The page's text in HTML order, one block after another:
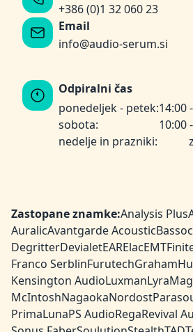
+386 (0)1 32 060 23
Email
info@audio-serum.si
Odpiralni čas
ponedeljek - petek:14:00
sobota:
10:00
nedelje in prazniki:
Zastopane znamke:Analysis Plus
AuralicAvantgarde Acoustic
DegritterDevialetEARElacEMT
Franco SerblinFurutechGraham
Kensington AudioLuxmanLyra
McIntoshNagaokaNordost
PrimaLunaPS AudioRegaRevival